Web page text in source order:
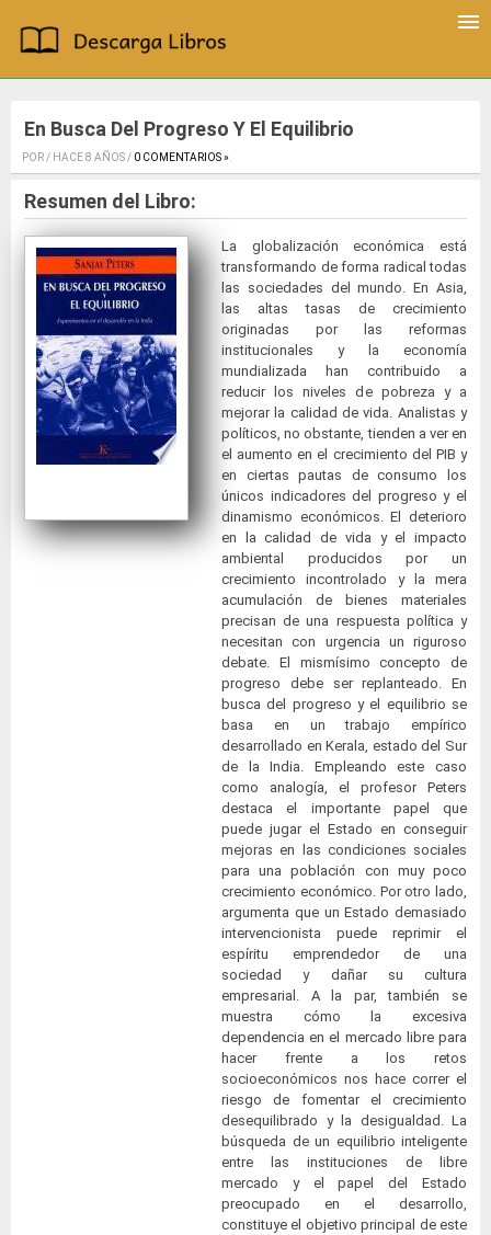
En Busca Del Progreso Y El Equilibrio
POR / HACE 8 AÑOS / 0 COMENTARIOS ».
Resumen del Libro:
La globalización económica está
transformando de forma radical todas
las sociedades del mundo. En Asia,
las altas tasas de crecimiento
originadas por las reformas
institucionales y la economía
mundializada han contribuido a
reducir los niveles de pobreza y a
mejorar la calidad de vida. Analistas y
políticos, no obstante, tienden a ver en
el aumento en el crecimiento del PIB y
en ciertas pautas de consumo los
únicos indicadores del progreso y el
dinamismo económicos. El deterioro
en la calidad de vida y el impacto
ambiental producidos por un
crecimiento incontrolado y la mera
acumulación de bienes materiales
precisan de una respuesta política y
necesitan con urgencia un riguroso
debate. El mismísimo concepto de
progreso debe ser replanteado. En
busca del progreso y el equilibrio se
basa en un trabajo empírico
desarrollado en Kerala, estado del Sur
de la India. Empleando este caso
como analogía, el profesor Peters
destaca el importante papel que
puede jugar el Estado en conseguir
mejoras en las condiciones sociales
para una población con muy poco
crecimiento económico. Por otro lado,
argumenta que un Estado demasiado
intervencionista puede reprimir el
espíritu emprendedor de una
sociedad y dañar su cultura
empresarial. A la par, también se
muestra cómo la excesiva
dependencia en el mercado libre para
hacer frente a los retos
socioeconómicos nos hace correr el
riesgo de fomentar el crecimiento
desequilibrado y la desigualdad. La
búsqueda de un equilibrio inteligente
entre las instituciones de libre
mercado y el papel del Estado
preocupado en el desarrollo,
constituye el objetivo principal de este